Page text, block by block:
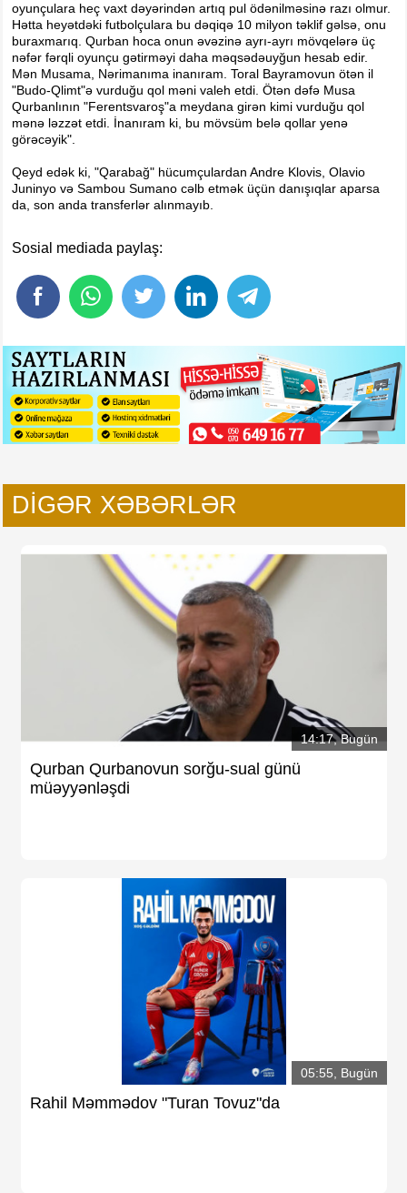
oyunçulara heç vaxt dəyərindən artıq pul ödənilməsinə razı olmur.
Hətta heyətdəki futbolçulara bu dəqiqə 10 milyon təklif gəlsə, onu
buraxmarıq. Qurban hoca onun əvəzinə ayrı-ayrı mövqelərə üç
nəfər fərqli oyunçu gətirməyi daha məqsədəuyğun hesab edir.
Mən Musama, Nərimanıma inanıram. Toral Bayramovun ötən il
"Budo-Qlimt"ə vurduğu qol məni valeh etdi. Ötən dəfə Musa
Qurbanlının "Ferentsvaroş"a meydana girən kimi vurduğu qol
mənə ləzzət etdi. İnanıram ki, bu mövsüm belə qollar yenə
görəcəyik".
Qeyd edək ki, "Qarabağ" hücumçulardan Andre Klovis, Olavio
Juninyo və Sambou Sumano cəlb etmək üçün danışıqlar aparsa
da, son anda transferlər alınmayıb.
Sosial mediada paylaş:
DIGƏR XƏBƏRLƏR
14:17, Bugün
Qurban Qurbanovun sorğu-sual günü
müəyyənləşdi
05:55, Bugün
Rahil Məmmədov "Turan Tovuz"da